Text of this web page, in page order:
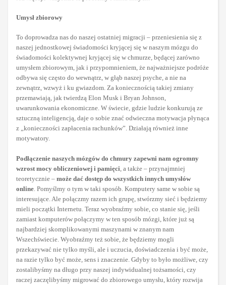
Umysł zbiorowy
To doprowadza nas do naszej ostatniej migracji – przeniesienia się z
naszej jednostkowej świadomości kryjącej się w naszym mózgu do
świadomości kolektywnej kryjącej się w chmurze, będącej zarówno
umysłem zbiorowym, jak i przypomnieniem, że najważniejsze podróże
odbywa się często do wewnątrz, w głąb naszej psyche, a nie na
zewnątrz, wzwyż i ku gwiazdom. Za koniecznością takiej zmiany
przemawiają, jak twierdzą Elon Musk i Bryan Johnson,
uwarunkowania ekonomiczne. W świecie, gdzie ludzie konkurują ze
sztuczną inteligencją, daje o sobie znać odwieczna motywacja płynąca
z „konieczności zapłacenia rachunków”. Działają również inne
motywatory.
Podłączenie naszych mózgów do chmury zapewni nam ogromny
wzrost mocy obliczeniowej i pamięci , a także – przynajmniej
teoretycznie – może dać dostęp do wszystkich innych umysłów
online . Pomyślmy o tym w taki sposób. Komputery same w sobie są
interesujące. Ale połączmy razem ich grupę, stwórzmy sieć i będziemy
mieli początki Internetu. Teraz wyobraźmy sobie, co stanie się, jeśli
zamiast komputerów połączymy w ten sposób mózgi, które już są
najbardziej skomplikowanymi maszynami w znanym nam
Wszechświecie. Wyobraźmy też sobie, że będziemy mogli
przekazywać nie tylko myśli, ale i uczucia, doświadczenia i być może,
na razie tylko być może, sens i znaczenie. Gdyby to było możliwe, czy
zostalibyśmy na długo przy naszej indywidualnej tożsamości, czy
raczej zaczęlibyśmy migrować do zbiorowego umysłu, który rozwija